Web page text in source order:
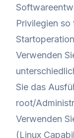
Privilegien
Verwenden
Sie das
root/
Verwenden
(Linux